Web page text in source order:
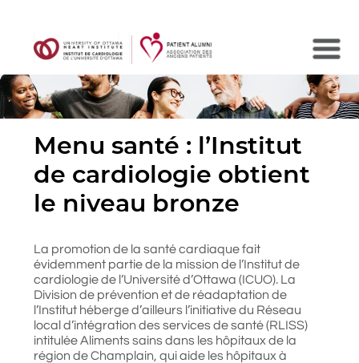
Search
Menu santé : l’Institut
de cardiologie obtient
le niveau bronze
La promotion de la santé cardiaque fait
évidemment partie de la mission de l’Institut de
cardiologie de l’Université d’Ottawa (ICUO). La
Division de prévention et de réadaptation de
l’Institut héberge d’ailleurs l’initiative du Réseau
local d’intégration des services de santé (RLISS)
intitulée Aliments sains dans les hôpitaux de la
région de Champlain, qui aide les hôpitaux à